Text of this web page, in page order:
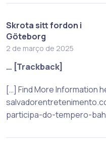
Skrota sitt fordon i
Göteborg
2 de março de 2025
… [Trackback]
[…] Find More Information
participa-do-tempero-